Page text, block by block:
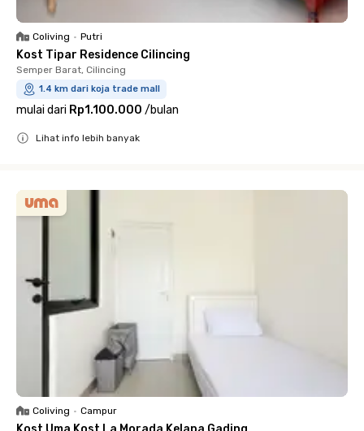
Coliving • Putri
Kost Tipar Residence Cilincing
Semper Barat, Cilincing
1.4 km dari koja trade mall
mulai dari Rp1.100.000 /bulan
Lihat info lebih banyak
Coliving • Campur